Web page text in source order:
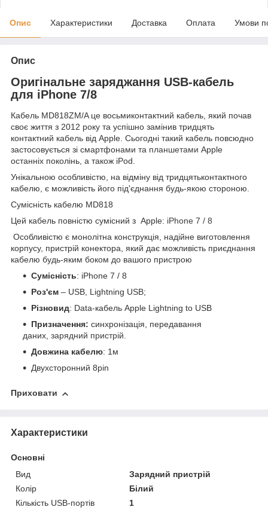
Опис Характеристики Доставка Оплата Умови
Опис
Оригінальне заряджання USB-кабель
для iPhone 7/8
Кабель MD818ZM/A це восьмиконтактний кабель, який почав
своє життя з 2012 року та успішно замінив тридцять
контактний кабель від Apple. Сьогодні такий кабель повсюдно
застосовується зі смартфонами та планшетами Apple
останніх поколінь, а також iPod.
Унікальною особливістю, на відміну від тридцятьконтактного
кабелю, є можливість його під'єднання будь-якою стороною.
Сумісність кабелю MD818
Цей кабель повністю сумісний з Apple: iPhone 7 / 8
Особливістю є монолітна конструкція, надійне виготовлення
корпусу, пристрій конектора, який дає можливість приєднання
кабелю будь-яким боком до вашого пристрою
Сумісність: iPhone 7 / 8
Роз'єм – USB, Lightning USB;
Різновид: Data-кабель Apple Lightning to USB
Призначення: синхронізація, передавання
даних, зарядний пристрій.
Довжина кабелю: 1м
Двухсторонний 8pin
Приховати
Характеристики
Основні
Вид
Зарядний пристрій
Колір
Білий
Кількість USB-портів
1